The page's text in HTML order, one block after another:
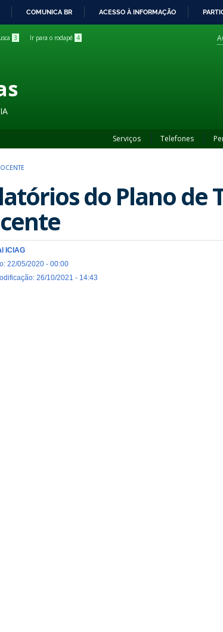
COMUNICA BR ACESSO À INFORMAÇÃO
3 Ir para o rodapé 4
Serviços Telefones
do Plano de
ICIAG
22/05/2020 - 00:00
26/10/2021 - 14:43